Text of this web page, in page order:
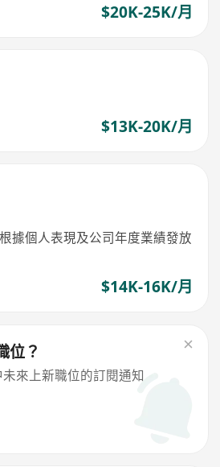
$20K-25K/月
$13K-20K/月
據個人表現及公司年度業績發放
$14K-16K/月
位？
來上新職位的訂閱通知